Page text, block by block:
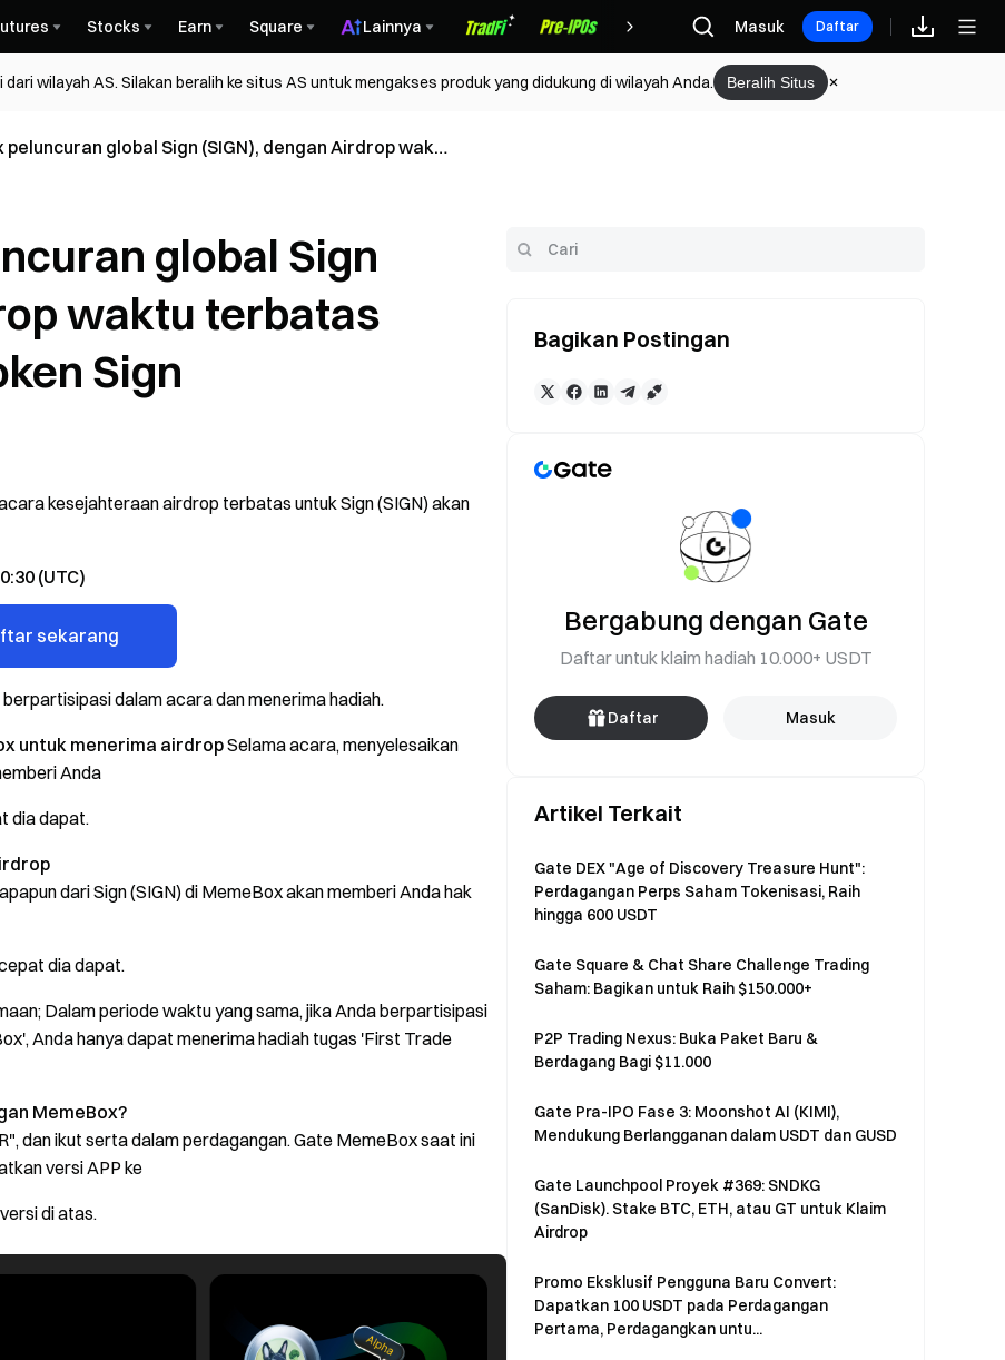
Stocks Earn Square Lainnya HadiahMasuk Daftar
wilayah AS. Silakan beralih ke situs AS untuk mengakses produk yang didukung di wilayah Anda. Beralih Situs
global Sign (SIGN), dengan Airdrop waktu
global Sign
waktu terbatas
Sign
kesejahteraan airdrop terbatas untuk Sign (SIGN) akan
(UTC)
sekarang
dalam acara dan menerima hadiah.
untuk menerima airdropSelama acara, menyelesaikan
Anda
dia dapat.
dari Sign (SIGN) di MemeBox akan memberi Anda hak
dia dapat.
Dalam periode waktu yang sama, jika Anda berpartisipasi
Anda hanya dapat menerima hadiah tugas 'First Trade
MemeBox?
dan ikut serta dalam perdagangan. Gate MemeBox saat ini
versi APP ke
di atas.
Bagikan Postingan
Bergabung dengan Gate
Daftar untuk klaim hadiah 10.000+ USDT
Daftar Masuk
Artikel Terkait
Gate DEX "Age of Discovery Treasure Hunt":
Perdagangan Perps Saham Tokenisasi, Raih
hingga 600 USDT
Gate Square & Chat Share Challenge Trading
Saham: Bagikan untuk Raih $150.000+
P2P Trading Nexus: Buka Paket Baru &
Berdagang Bagi $11.000
Gate Pra-IPO Fase 3: Moonshot AI (KIMI),
Mendukung Berlangganan dalam USDT dan GUSD
Gate Launchpool Proyek #369: SNDKG
(SanDisk). Stake BTC, ETH, atau GT untuk Klaim
Airdrop
Promo Eksklusif Pengguna Baru Convert:
Dapatkan 100 USDT pada Perdagangan
Pertama, Perdagangkan untu...